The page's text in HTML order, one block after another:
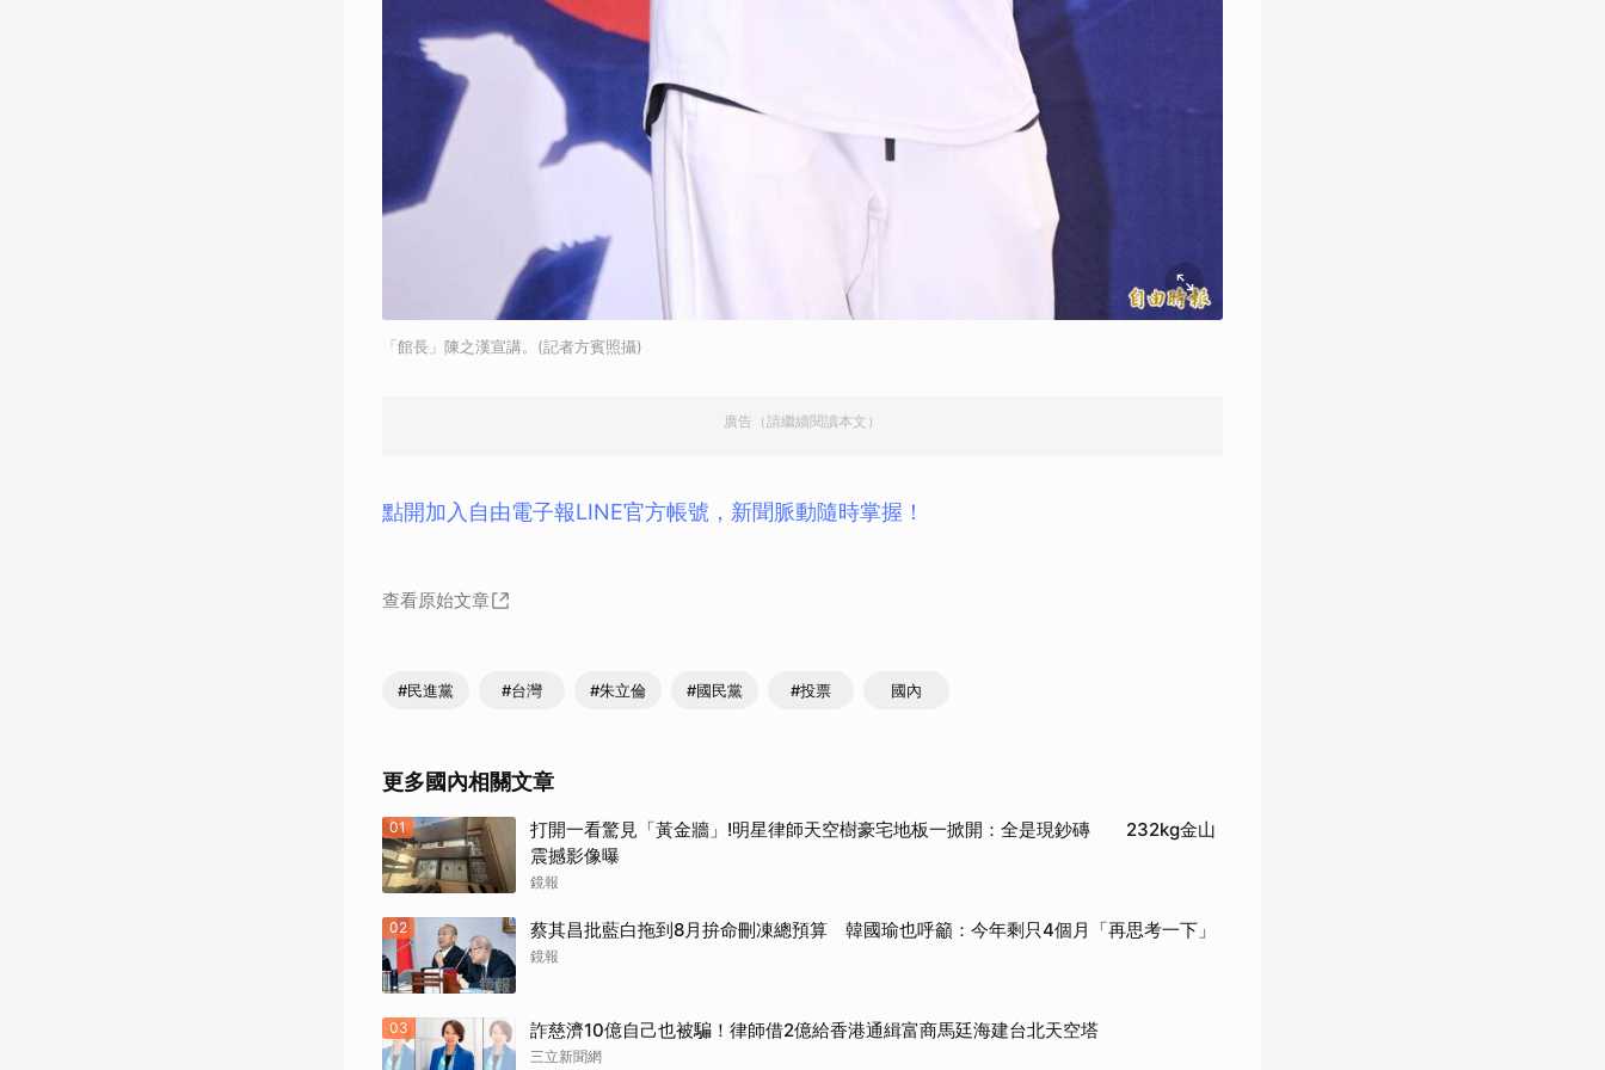
「館長」陳之漢宣講。(記者方賓照攝)
廣告（請繼續閱讀本文）
點開加入自由電子報LINE官方帳號，新聞脈動隨時掌握！
查看原始文章
#民進黨 #台灣 #朱立倫 #國民黨 #投票 國內
更多國內相關文章
01
打開一看驚見「黃金牆」!明星律師天空樹豪宅地板一掀開：全是現鈔磚 232kg金山
震撼影像曝
鏡報
02 蔡其昌批藍白拖到8月拚命刪凍總預算 韓國瑜也呼籲：今年剩只4個月「再思考一下」
鏡報
03 詐慈濟10億自己也被騙！律師借2億給香港通緝富商馬廷海建台北天空塔
三立新聞網